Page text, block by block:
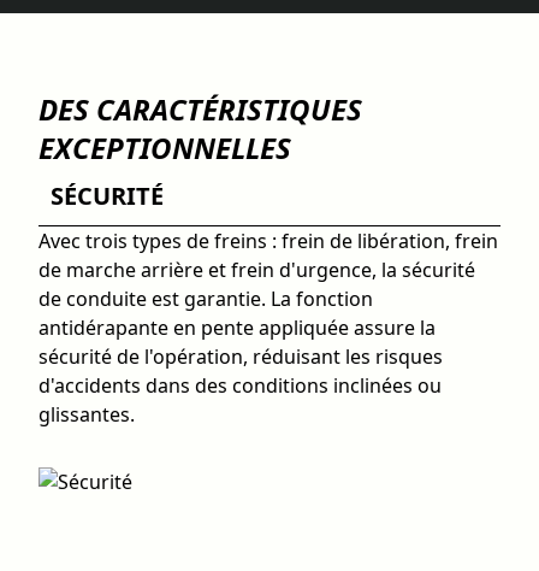
DES CARACTÉRISTIQUES
EXCEPTIONNELLES
SÉCURITÉ
Avec trois types de freins : frein de libération, frein
de marche arrière et frein d'urgence, la sécurité
de conduite est garantie. La fonction
antidérapante en pente appliquée assure la
sécurité de l'opération, réduisant les risques
d'accidents dans des conditions inclinées ou
glissantes.